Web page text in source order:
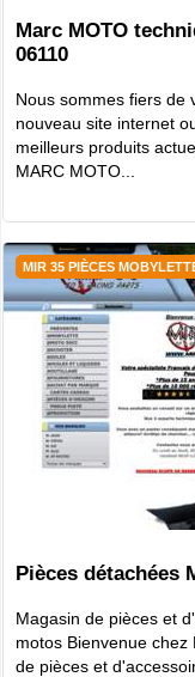
Marc MOTO
06110
Nous sommes fiers de
nouveau site internet
meilleurs produits
MARC MOTO...
MIR 35 PIÈCES
Pièces détachées
Magasin de pièces et
motos Bienvenue
de pièces et